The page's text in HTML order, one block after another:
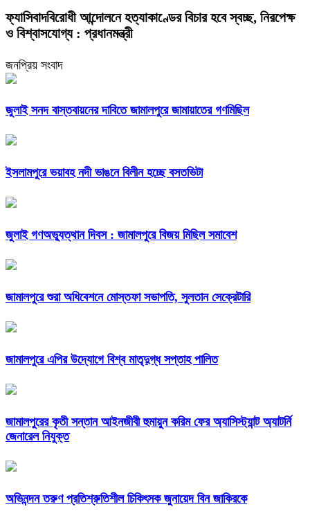
ফ্যাসিবাদবিরোধী আন্দোলনে হত্যাকাণ্ডের বিচার হবে স্বচ্ছ, নিরপেক্ষ
ও বিশ্বাসযোগ্য : প্রধানমন্ত্রী
জনপ্রিয় সংবাদ
জুলাই সনদ বাস্তবায়নের দাবিতে জামালপুরে জামায়াতের গণমিছিল
ইসলামপুরে ভয়াবহ নদী ভাঙনে বিলীন হচ্ছে বসতভিটা
জুলাই গণঅভ্যুত্থান দিবস : জামালপুরে বিজয় মিছিল সমাবেশ
জামালপুরে শুরা অধিবেশনে মোস্তফা সভাপতি, সুলতান সেক্রেটারি
জামালপুরে এপির উদ্যোগে বিশ্ব মাতৃদুগ্ধ সপ্তাহ পালিত
জামালপুরের কৃতী সন্তান আইনজীবী হুমায়ুন করিম ফের অ্যাসিস্ট্যান্ট অ্যাটর্নি
জেনারেল নিযুক্ত
অভিনন্দন তরুণ প্রতিশ্রুতিশীল চিকিৎসক জুনায়েদ বিন জাকিরকে